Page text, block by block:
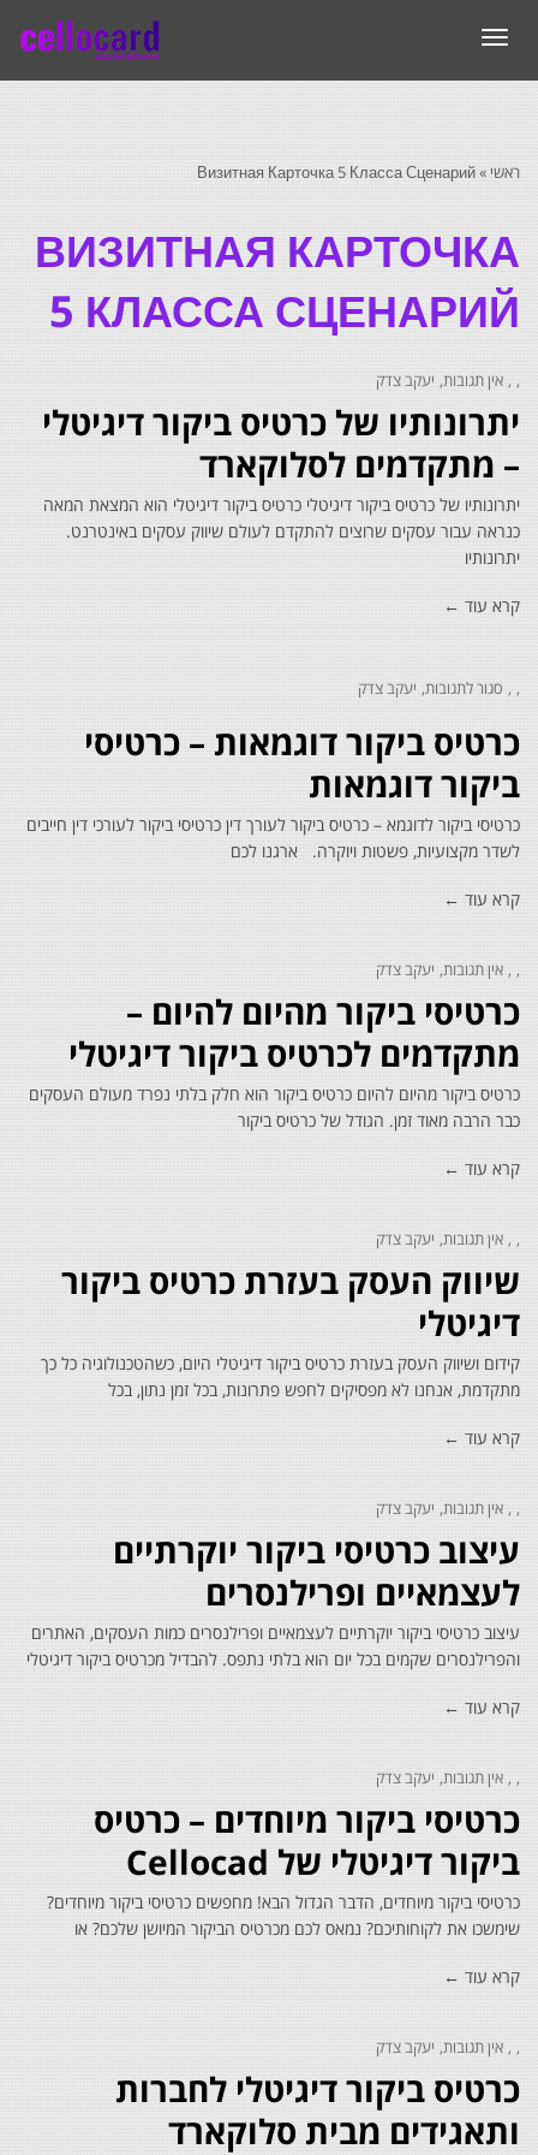
תפריט
ראשי »
Визитная Карточка 5 Класса Сценарий
ВИЗИТНАЯ КАРТОЧКА
5 КЛАССА СЦЕНАРИЙ
אין תגובות יעקב צדק
יתרונותיו של כרטיס ביקור דיגיטלי
– מתקדמים לסלוקארד
יתרונותיו של כרטיס ביקור דיגיטלי כרטיס ביקור דיגיטלי הוא המצאת המאה
כנראה עבור עסקים שרוצים להתקדם לעולם שיווק עסקים באינטרנט.
יתרונותיו
קרא עוד ←
סגור לתגובות
על
ביקור
דוגמאות
–
כרטיסי
דוגמאות
יעקב צדק
כרטיס ביקור דוגמאות – כרטיסי
ביקור דוגמאות
כרטיסי ביקור לדוגמא – כרטיס ביקור לעורך דין כרטיסי ביקור לעורכי דין חייבים
לשדר מקצועיות, פשטות ויוקרה. ארגנו לכם
קרא עוד ←
אין תגובות יעקב צדק
כרטיסי ביקור מהיום להיום –
מתקדמים לכרטיס ביקור דיגיטלי
כרטיס ביקור מהיום להיום כרטיס ביקור הוא חלק בלתי נפרד מעולם העסקים
כבר הרבה מאוד זמן. הגודל של כרטיס ביקור
קרא עוד ←
אין תגובות יעקב צדק
שיווק העסק בעזרת כרטיס ביקור
דיגיטלי
קידום ושיווק העסק בעזרת כרטיס ביקור דיגיטלי היום, כשהטכנולוגיה כל כך
מתקדמת, אנחנו לא מפסיקים לחפש פתרונות, בכל זמן נתון, בכל
קרא עוד ←
אין תגובות יעקב צדק
עיצוב כרטיסי ביקור יוקרתיים
לעצמאיים ופרילנסרים
עיצוב כרטיסי ביקור יוקרתיים לעצמאיים ופרילנסרים כמות העסקים, האתרים
והפרילנסרים שקמים בכל יום הוא בלתי נתפס. להבדיל מכרטיס ביקור דיגיטלי
קרא עוד ←
אין תגובות יעקב צדק
כרטיסי ביקור מיוחדים – כרטיס
ביקור דיגיטלי של Cellocad
כרטיסי ביקור מיוחדים, הדבר הגדול הבא! מחפשים כרטיסי ביקור מיוחדים?
שימשכו את לקוחותיכם? נמאס לכם מכרטיס הביקור המיושן שלכם? או
קרא עוד ←
אין תגובות יעקב צדק
כרטיס ביקור דיגיטלי לחברות
ותאגידים מבית סלוקארד